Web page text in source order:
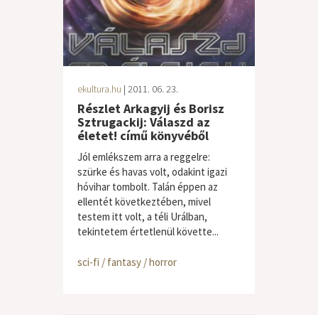
ekultura.hu | 2011. 06. 23.
Részlet Arkagyij és Borisz
Sztrugackij: Válaszd az
életet! című könyvéből
Jól emlékszem arra a reggelre:
szürke és havas volt, odakint igazi
hóvihar tombolt. Talán éppen az
ellentét következtében, mivel
testem itt volt, a téli Urálban,
tekintetem értetlenül követte...
sci-fi / fantasy / horror